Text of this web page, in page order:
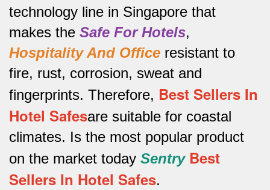
technology line in Singapore that
makes the Safe For Hotels,
Hospitality And Office resistant to
fire, rust, corrosion, sweat and
fingerprints. Therefore, Best Sellers In
Hotel Safesare suitable for coastal
climates. Is the most popular product
on the market today Sentry Best
Sellers In Hotel Safes.